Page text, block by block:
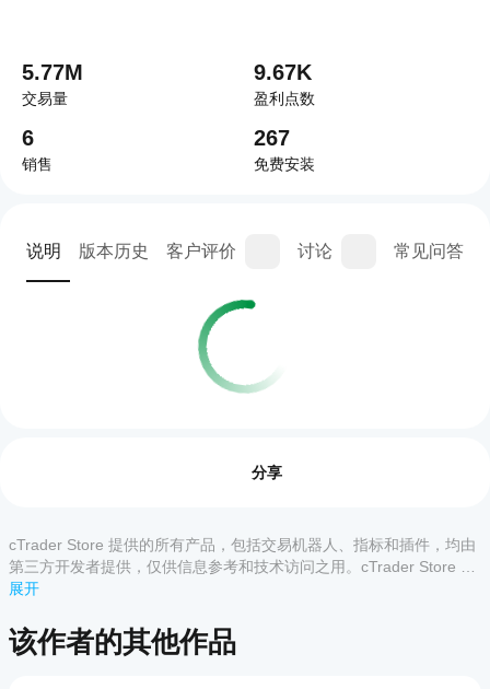
说明 版本历史 客户评价 讨论 常见问答
客户评价
该产
品尚
启动
cBot
的
地实
例 。
cTrader
应用支
持
所有
cTrader
如何
测试
分享
cTrader Store 提供的所有产品，包括交易机器人、指标和插件，均由
第三方开发者提供，仅供信息参考和技术访问之用。cTrader Store 并
非经纪商，不提供投资建议、个人推荐或任何未来业绩保证。
展开
该作者的其他作品
5.77M
交易量
9.67K
盈利点数
6
销售
267
免费安装